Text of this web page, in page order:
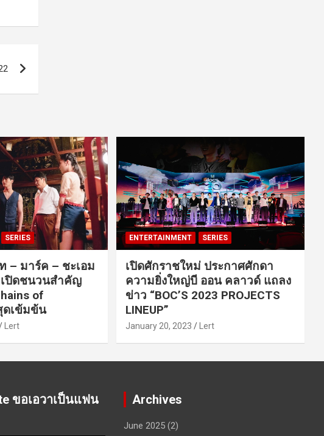
SERIES
– มาร์ค – ชะเอม
ปิดชนวนสำคัญ
of
ดเข้มข้น
Lert
ENTERTAINMENT SERIES
เปิดศักราชใหม่ ประกาศศักดา
ความยิ่งใหญ่บี ออน คลาวด์ แถลง
ข่าว “BOC’S 2023 PROJECTS
LINEUP”
January 20, 2023 Lert
ขอเอวาเป็นแฟน
Archives
June 2025(2)